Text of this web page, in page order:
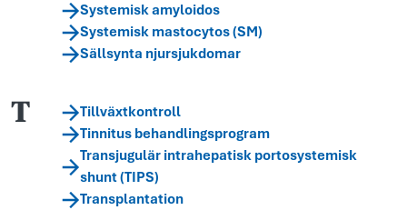
Systemisk amyloidos
Systemisk mastocytos (SM)
Sällsynta njursjukdomar
T
Tillväxtkontroll
Tinnitus behandlingsprogram
Transjugulär intrahepatisk portosystemisk
shunt (TIPS)
Transplantation